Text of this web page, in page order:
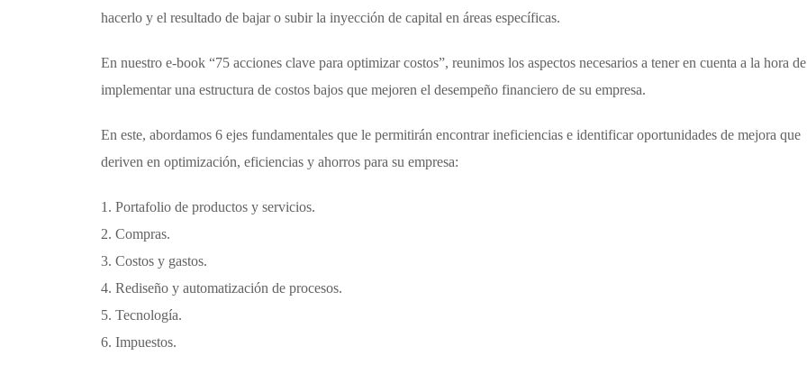
hacerlo y el resultado de bajar o subir la inyección de capital en áreas específicas.
En nuestro e-book “75 acciones clave para optimizar costos”, reunimos los aspectos necesarios a tener en cuenta a la hora de
implementar una estructura de costos bajos que mejoren el desempeño financiero de su empresa.
En este, abordamos 6 ejes fundamentales que le permitirán encontrar ineficiencias e identificar oportunidades de mejora que
deriven en optimización, eficiencias y ahorros para su empresa:
1. Portafolio de productos y servicios.
2. Compras.
3. Costos y gastos.
4. Rediseño y automatización de procesos.
5. Tecnología.
6. Impuestos.